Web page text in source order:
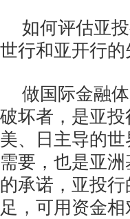
如何评估亚
世行和亚开行
做国际金融
破坏者，是亚
美、日主导的
需要，也是亚
的承诺，亚投
足，可用资金